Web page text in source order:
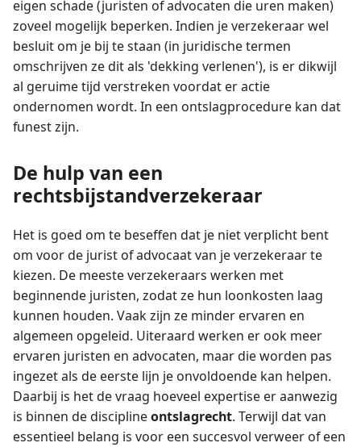
eigen schade (juristen of advocaten die uren maken)
zoveel mogelijk beperken. Indien je verzekeraar wel
besluit om je bij te staan (in juridische termen
omschrijven ze dit als 'dekking verlenen'), is er dikwijl
al geruime tijd verstreken voordat er actie
ondernomen wordt. In een ontslagprocedure kan dat
funest zijn.
De hulp van een
rechtsbijstandverzekeraar
Het is goed om te beseffen dat je niet verplicht bent
om voor de jurist of advocaat van je verzekeraar te
kiezen. De meeste verzekeraars werken met
beginnende juristen, zodat ze hun loonkosten laag
kunnen houden. Vaak zijn ze minder ervaren en
algemeen opgeleid. Uiteraard werken er ook meer
ervaren juristen en advocaten, maar die worden pas
ingezet als de eerste lijn je onvoldoende kan helpen.
Daarbij is het de vraag hoeveel expertise er aanwezig
is binnen de disciplineontslagrecht. Terwijl dat van
essentieel belang is voor een succesvol verweer of een